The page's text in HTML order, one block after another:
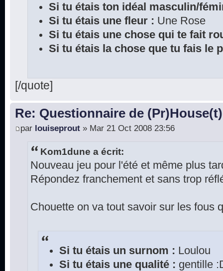
Si tu étais ton idéal masculin/
Si tu étais une fleur : Une Rose
Si tu étais une chose qui te fait
Si tu étais la chose que tu fais le
[/quote]
Re: Questionnaire de (Pr)House(t)
par louiseprout » Mar 21 Oct 2008 23:56
Kom1dune a écrit:
Nouveau jeu pour l'été et même plus
Répondez franchement et sans trop
Chouette on va tout savoir sur les fous
Si tu étais un surnom : Loulou
Si tu étais une qualité : gentille